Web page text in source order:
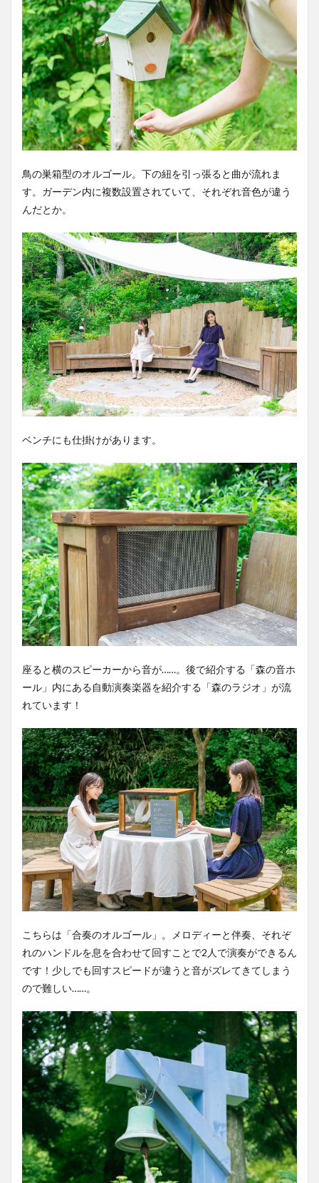
鳥の巣箱型のオルゴール。下の紐を引っ張ると曲が流れま
す。ガーデン内に複数設置されていて、それぞれ音色が違う
んだとか。
ベンチにも仕掛けがあります。
座ると横のスピーカーから音が……。後で紹介する「森の音ホ
ール」内にある自動演奏楽器を紹介する「森のラジオ」が流
れています！
こちらは「合奏のオルゴール」。メロディーと伴奏、それぞ
れのハンドルを息を合わせて回すことで2人で演奏ができるん
です！少しでも回すスピードが違うと音がズレてきてしまう
ので難しい……。